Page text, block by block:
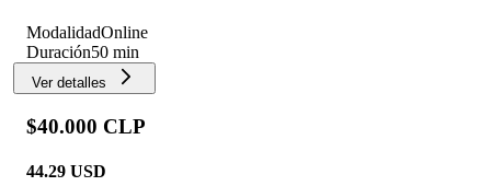
ModalidadOnline
Duración50 min
Ver detalles
$40.000 CLP
44.29 USD